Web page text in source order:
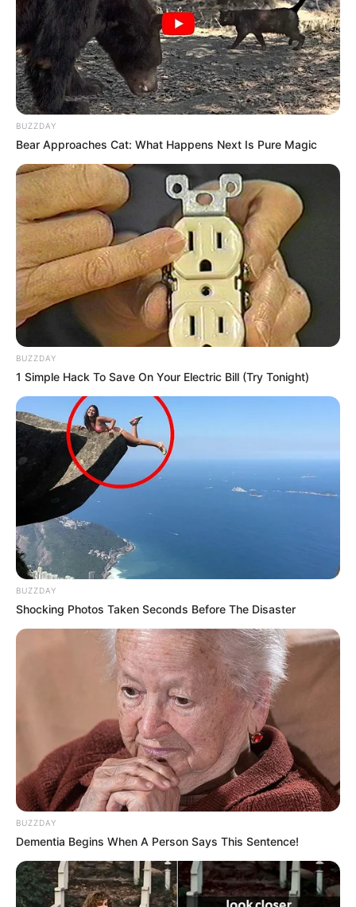
BUZZDAY
Bear Approaches Cat: What Happens Next Is Pure Magic
BUZZDAY
1 Simple Hack To Save On Your Electric Bill (Try Tonight)
BUZZDAY
Shocking Photos Taken Seconds Before The Disaster
BUZZDAY
Dementia Begins When A Person Says This Sentence!